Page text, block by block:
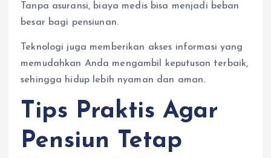
Tanpa asuransi, biaya medis bisa menjadi beban
besar bagi pensiunan.
Teknologi juga memberikan akses informasi yang
memudahkan Anda mengambil keputusan terbaik,
sehingga hidup lebih nyaman dan aman.
Tips Praktis Agar
Pensiun Tetap